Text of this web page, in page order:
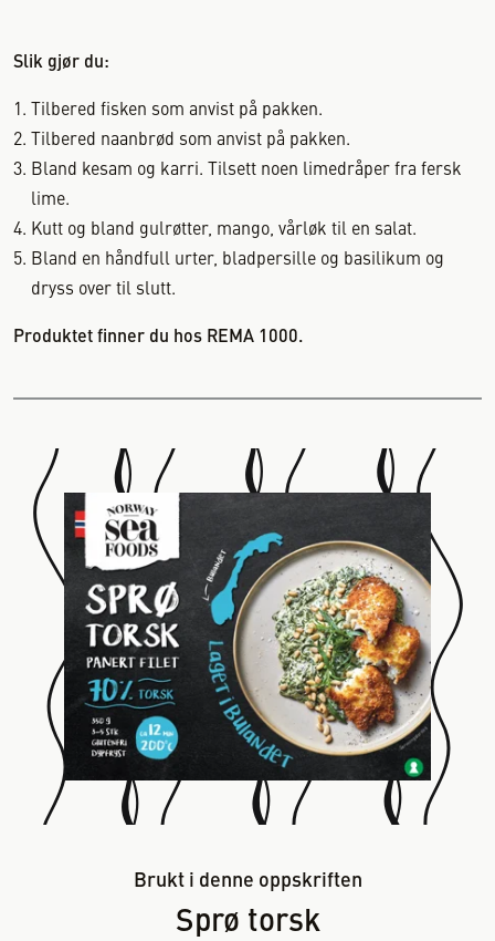
Slik gjør du:
Tilbered fisken som anvist på pakken.
Tilbered naanbrød som anvist på pakken.
Bland kesam og karri. Tilsett noen limedråper fra fersk
lime.
Kutt og bland gulrøtter, mango, vårløk til en salat.
Bland en håndfull urter, bladpersille og basilikum og
dryss over til slutt.
Produktet finner du hos REMA 1000.
Brukt i denne oppskriften
Sprø torsk